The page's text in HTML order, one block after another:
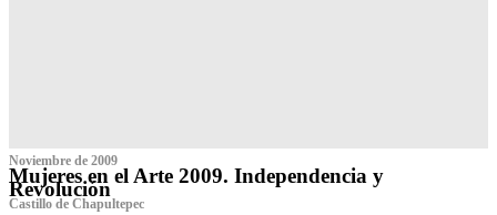
Noviembre de 2009
Mujeres en el Arte 2009. Independencia y
Revolución
Castillo de Chapultepec